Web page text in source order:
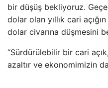
bir düşüş bekliyoruz.
dolar olan yıllık cari
dolar civarına düşmesini
“Sürdürülebilir bir cari
azaltır ve ekonomimizin